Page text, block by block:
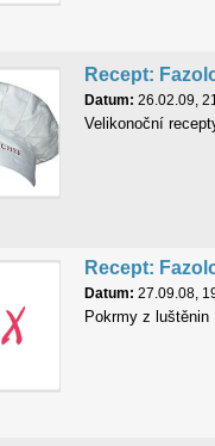
Recept:
Datum: 26.02.09,
Velikonoční
Recept:
Datum: 27.09.08,
Pokrmy z luštěnin